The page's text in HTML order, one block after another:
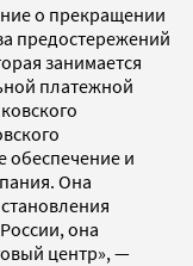
о прекращении
предостережений
занимается
платежной
обеспечение и
Она
она
центр», —